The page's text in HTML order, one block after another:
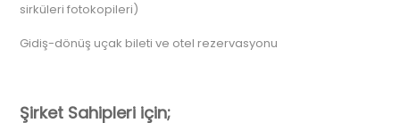
sirküleri fotokopileri)
Gidiş-dönüş uçak bileti ve otel rezervasyonu
Şirket Sahipleri için;